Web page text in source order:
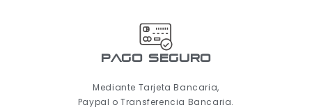
pago seguro
Mediante Tarjeta Bancaria,
Paypal o Transferencia Bancaria.